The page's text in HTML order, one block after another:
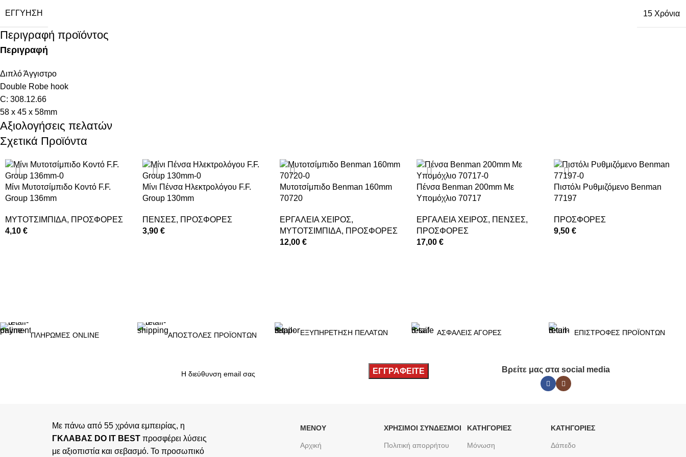
ΕΓΓΎΗΣΗ 15 Χρόνια
Περιγραφή προϊόντος
Περιγραφή
Διπλό Άγγιστρο
Double Robe hook
C: 308.12.66
58 x 45 x 58mm
Αξιολογήσεις πελατών
Σχετικά Προϊόντα
Μίνι Μυτοτσίμπιδο Κοντό F.F.
Group 136mm
ΜΥΤΟΤΣΙΜΠΙΔΑ, ΠΡΟΣΦΟΡΕΣ
4,10 €
Μίνι Πένσα Ηλεκτρολόγου F.F.
Group 130mm
ΠΕΝΣΕΣ, ΠΡΟΣΦΟΡΕΣ
3,90 €
Μυτοτσίμπιδο Benman 160mm
70720
ΕΡΓΑΛΕΙΑ ΧΕΙΡΟΣ,
ΜΥΤΟΤΣΙΜΠΙΔΑ, ΠΡΟΣΦΟΡΕΣ
12,00 €
Πένσα Benman 200mm Με
Υπομόχλιο 70717
ΕΡΓΑΛΕΙΑ ΧΕΙΡΟΣ, ΠΕΝΣΕΣ,
ΠΡΟΣΦΟΡΕΣ
17,00€
Πιστόλι Ρυθμιζόμενο Benman
77197
ΠΡΟΣΦΟΡΕΣ
9,50€
ΠΛΗΡΩΜΕΣ ONLINE ΑΠΟΣΤΟΛΕΣ ΠΡΟΪΟΝΤΩΝ ΕΞΥΠΗΡΕΤΗΣΗ ΠΕΛΑΤΩΝ ΑΣΦΑΛΕΙΣ ΑΓΟΡΕΣ ΕΠΙΣΤΡΟΦΕΣ ΠΡΟΪΟΝΤΩΝ
Βρείτε μας στα social media
Με πάνω από 55 χρόνια εμπειρίας, η
ΓΚΛΑΒΑΣ DO IT BESTπροσφέρει λύσεις
με αξιοπιστία και σεβασμό. Το προσωπικό
ΜΕΝΟΥ
Αρχική
ΧΡΉΣΙΜΟΙ ΣΎΝΔΕΣΜΟΙ
Πολιτική απορρήτου
ΚΑΤΗΓΟΡΙΕΣ
Μόνωση
ΚΑΤΗΓΟΡΙΕΣ
Δάπεδο